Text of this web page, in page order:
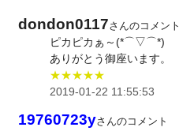
dondon0117さんのコメント
ピカピカぁ～(*⌒▽⌒*)
ありがとう御座います。
★★★★★
2019-01-22 11:55:53
19760723yさんのコメント